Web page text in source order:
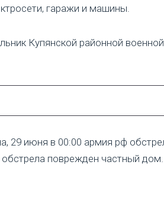
гаражи и машины.
Купянской районной
29 июня в 00:00 армия рф
поврежден частный